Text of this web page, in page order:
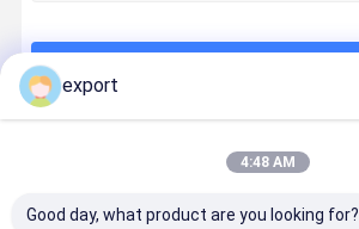
export
4:48 AM
Good day, what product are you looking for?